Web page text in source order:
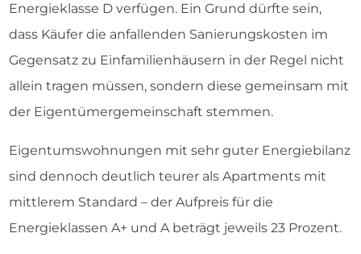
Energieklasse D verfügen. Ein Grund dürfte sein,
dass Käufer die anfallenden Sanierungskosten im
Gegensatz zu Einfamilienhäusern in der Regel nicht
allein tragen müssen, sondern diese gemeinsam mit
der Eigentümergemeinschaft stemmen.
Eigentumswohnungen mit sehr guter Energiebilanz
sind dennoch deutlich teurer als Apartments mit
mittlerem Standard – der Aufpreis für die
Energieklassen A+ und A beträgt jeweils 23 Prozent.